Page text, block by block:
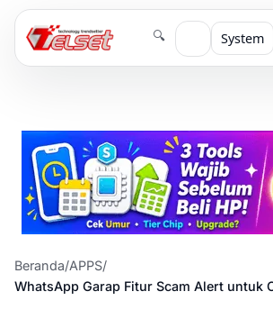
🔍 System
Beranda/APPS/
WhatsApp Garap Fitur Scam Alert untuk